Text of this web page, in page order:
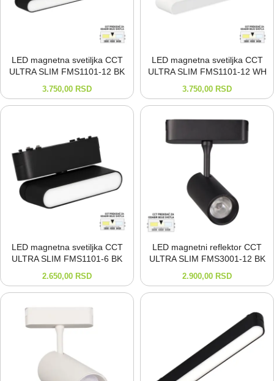
LED magnetna svetiljka CCT
ULTRA SLIM FMS1101-⁠12 BK
3.750,00 RSD
LED magnetna svetiljka CCT
ULTRA SLIM FMS1101-⁠12 WH
3.750,00 RSD
LED magnetna svetiljka CCT
ULTRA SLIM FMS1101-⁠6 BK
2.650,00 RSD
LED magnetni reflektor CCT
ULTRA SLIM FMS3001-⁠12 BK
2.900,00 RSD